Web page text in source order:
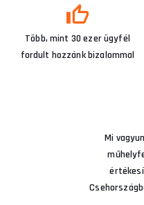
Több, mint 30 ezer ügyfél
fordult hozzánk bizalommal
Mi